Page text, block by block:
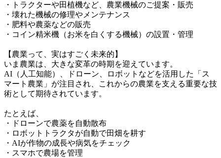
・トラクターや田植機など、農業機械のご提案・販売
・壊れた機械の修理やメンテナンス
・肥料や農薬などの販売
・コイン精米機（お米を白くする機械）の設置・管理
【農業って、実はすごく未来的】
いま農業は、大きな変革の時期を迎えています。
AI（人工知能）、ドローン、ロボットなどを活用した「ス
マート農業」が注目され、これからの農業を支える重要な技
術として期待されています。
たとえば、
・ドローンで農薬を自動散布
・ロボットトラクタが自動で田畑を耕す
・AIが作物の成長や病気をチェック
・スマホで農場を管理